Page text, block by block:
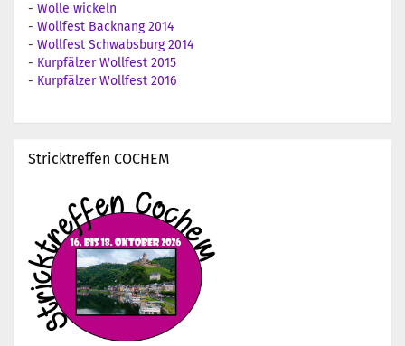
- Wolle wickeln
- Wollfest Backnang 2014
- Wollfest Schwabsburg 2014
- Kurpfälzer Wollfest 2015
- Kurpfälzer Wollfest 2016
Stricktreffen COCHEM